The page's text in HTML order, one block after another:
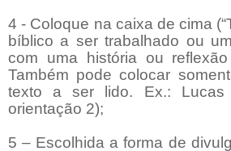
4 - Coloque na caixa de cima
bíblico a ser trabalhado ou
com uma história ou
Também pode colocar
texto a ser lido. Ex.: Lucas
orientação 2);
5 – Escolhida a forma de